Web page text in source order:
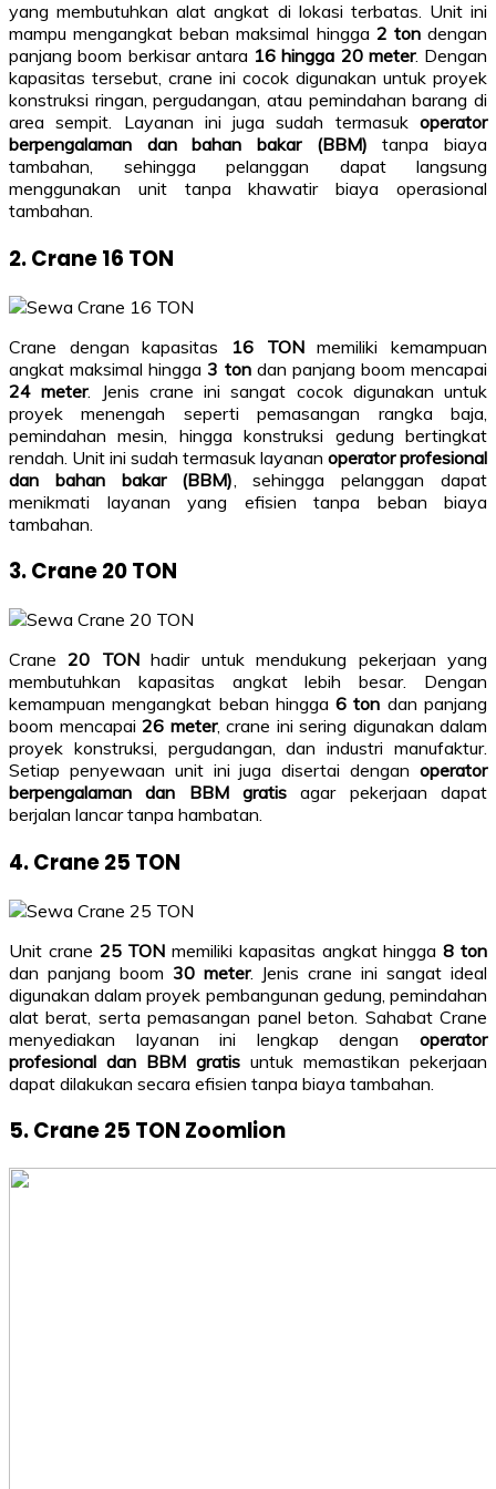
yang membutuhkan alat angkat di lokasi terbatas. Unit ini
mampu mengangkat beban maksimal hingga 2 tondengan
panjang boom berkisar antara 16 hingga 20 meter. Dengan
kapasitas tersebut, crane ini cocok digunakan untuk proyek
konstruksi ringan, pergudangan, atau pemindahan barang di
area sempit. Layanan ini juga sudah termasuk operator
berpengalaman dan bahan bakar (BBM) tanpa biaya
tambahan, sehingga pelanggan dapat langsung
menggunakan unit tanpa khawatir biaya operasional
tambahan.
2. Crane 16 TON
Crane dengan kapasitas 16 TONmemiliki kemampuan
angkat maksimal hingga 3 tondan panjang boom mencapai
24 meter. Jenis crane ini sangat cocok digunakan untuk
proyek menengah seperti pemasangan rangka baja,
pemindahan mesin, hingga konstruksi gedung bertingkat
rendah. Unit ini sudah termasuk layanan operator profesional
dan bahan bakar (BBM) , sehingga pelanggan dapat
menikmati layanan yang efisien tanpa beban biaya
tambahan.
3. Crane 20 TON
Crane20 TONhadir untuk mendukung pekerjaan yang
membutuhkan kapasitas angkat lebih besar. Dengan
kemampuan mengangkat beban hingga6 ton dan panjang
boom mencapai 26 meter, crane ini sering digunakan dalam
proyek konstruksi, pergudangan, dan industri manufaktur.
Setiap penyewaan unit ini juga disertai dengan operator
berpengalaman dan BBM gratis agar pekerjaan dapat
berjalan lancar tanpa hambatan.
4. Crane 25 TON
Unit crane 25 TON memiliki kapasitas angkat hingga8 ton
dan panjang boom 30 meter. Jenis crane ini sangat ideal
digunakan dalam proyek pembangunan gedung, pemindahan
alat berat, serta pemasangan panel beton. Sahabat Crane
menyediakan layanan ini lengkap dengan operator
profesional dan BBM gratis untuk memastikan pekerjaan
dapat dilakukan secara efisien tanpa biaya tambahan.
5. Crane 25 TON Zoomlion